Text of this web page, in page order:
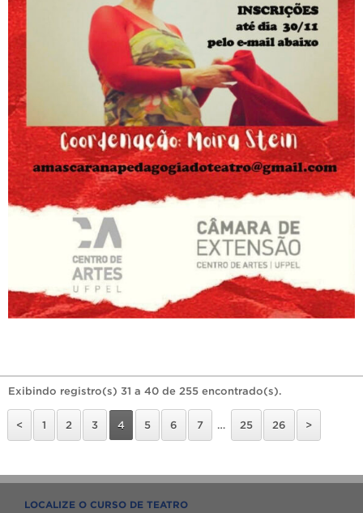
Exibindo registro(s) 31 a 40 de 255 encontrado(s).
< 1 2 3 4 5 6 7 … 25 26 >
LOCALIZE O CURSO DE TEATRO